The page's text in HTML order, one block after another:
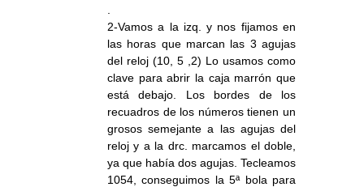
2-Vamos a la izq. y nos fijamos en
las horas que marcan las 3 agujas
del reloj (10, 5 ,2) Lo usamos como
clave para abrir la caja marrón que
está debajo. Los bordes de los
recuadros de los números tienen un
grosos semejante a las agujas del
reloj y a la drc. marcamos el doble,
ya que había dos agujas. Tecleamos
1054, conseguimos la 5ª bola para